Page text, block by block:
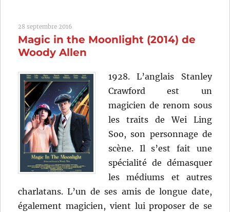
Rebecca
Zlotowski
28 septembre 2016
Magic in the Moonlight (2014) de
Woody Allen
1928. L’anglais Stanley
Crawford est un
magicien de renom sous
les traits de Wei Ling
Soo, son personnage de
scène. Il s’est fait une
spécialité de démasquer
les médiums et autres
charlatans. L’un de ses amis de longue date,
également magicien, vient lui proposer de se